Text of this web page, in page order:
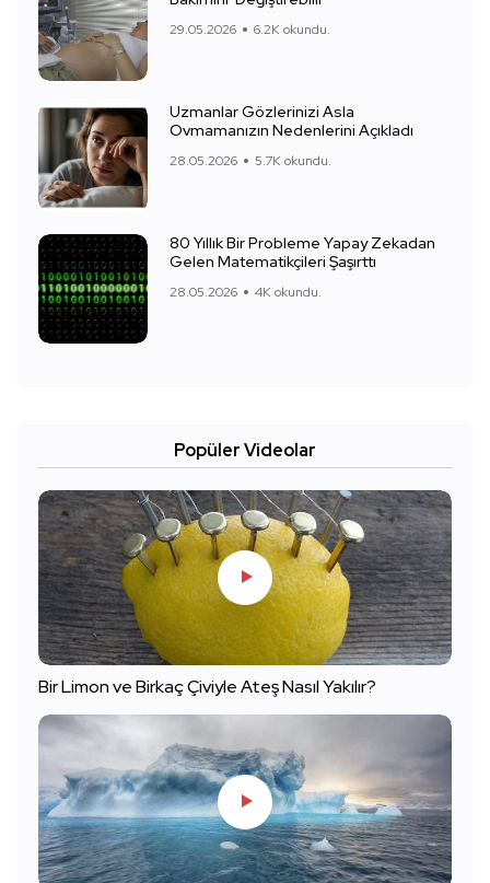
29.05.2026 6.2K okundu.
Uzmanlar Gözlerinizi Asla
Ovmamanızın Nedenlerini Açıkladı
28.05.2026 5.7K okundu.
80 Yıllık Bir Probleme Yapay Zekadan
Gelen Matematikçileri Şaşırttı
28.05.2026 4K okundu.
Popüler Videolar
Bir Limon ve Birkaç Çiviyle Ateş Nasıl Yakılır?